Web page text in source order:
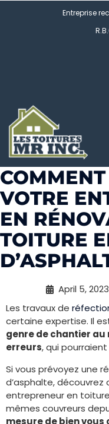
Entreprise
VOTRE
EN
TOITURE
April 5, 2023
Les travaux de
certaine expertise. Il
genre de chantier
erreurs, qui
Si vous prévoyez une
d’asphalte,
entrepreneur en
mêmes couvreurs